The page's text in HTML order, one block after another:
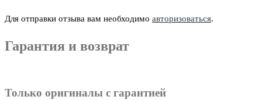
Для отправки отзыва вам необходимо авторизоваться.
Гарантия и возврат
Только оригиналы с гарантией